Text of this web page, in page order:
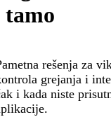
tamo
rešenja za
grejanja i
i kada niste